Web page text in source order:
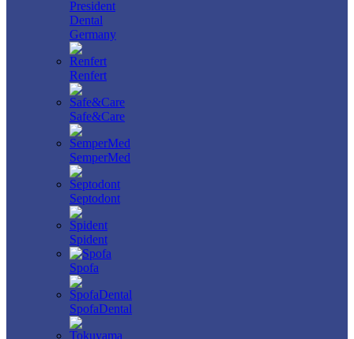
President
Dental
Germany
Renfert
Safe&Care
SemperMed
Septodont
Spident
Spofa
SpofaDental